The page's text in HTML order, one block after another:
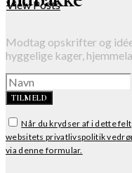
View Posts
Modtag opskrifter og
hyggelige kager,
TILMELD
Når du krydser af i dette
websitets privatlivspolitik
via denne formular.